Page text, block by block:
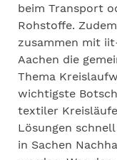
beim Transport
Rohstoffe.
zusammen mit
Aachen die
Thema
wichtigste
textiler
Lösungen
in Sachen